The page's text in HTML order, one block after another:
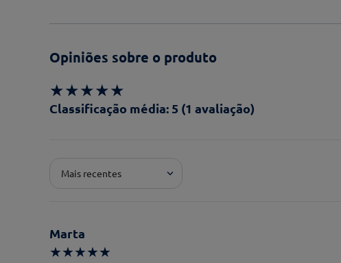
Opiniões sobre o produto
★★★★★
Classificação média: 5 (1 avaliação)
Título*
Pontuação*
Mais recentes
★★★★★
Marta